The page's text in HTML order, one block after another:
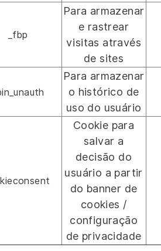
_fbp
Para armazenar
e rastrear
visitas através
de sites
Para armazenar
o histórico de
uso do usuário
Cookie para
salvar a
decisão do
usuário a partir
do banner de
cookies /
configuração
de privacidade